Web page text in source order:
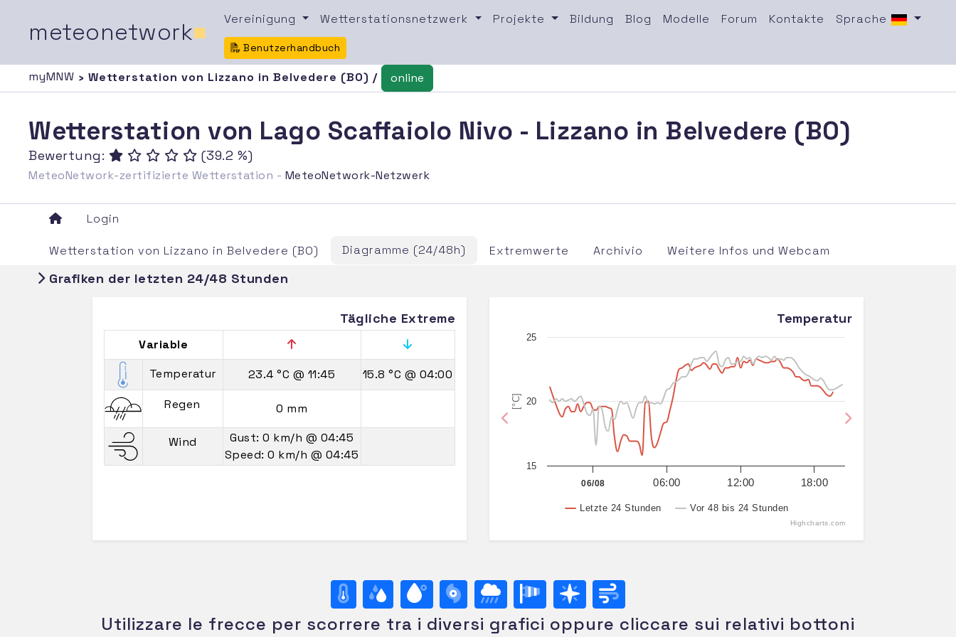
meteonetwork■ Vereinigung Wetterstationsnetzwerk Projekte Bildung Blog Modelle Forum Kontakte Sprache
Benutzerhandbuch
myMNW › Wetterstation von Lizzano in Belvedere (BO) / online
Wetterstation von Lago Scaffaiolo Nivo - Lizzano in Belvedere (BO)
Bewertung: (39.2 %)
MeteoNetwork-zertifizierte Wetterstation - MeteoNetwork-Netzwerk
Login
Wetterstation von Lizzano in Belvedere (BO) Diagramme (24/48h) Extremwerte Archivio Weitere Infos und Webcam
Grafiken der letzten 24/48 Stunden
Tägliche Extreme
Variable
Temperatur
23.4 °C @ 11:45 15.8 °C @ 04:00
Regen
0 mm
Wind Gust: 0 km/h @ 04:45
Speed: 0 km/h @ 04:45
Temperatur
[°C]
Letzte 24 Stunden Vor 48 bis 24 Stunden
06/08 06:00 12:00 18:00
15
20
25
Highcharts.com
Previous Next
Utilizzare le frecce per scorrere tra i diversi grafici oppure cliccare sui relativi bottoni